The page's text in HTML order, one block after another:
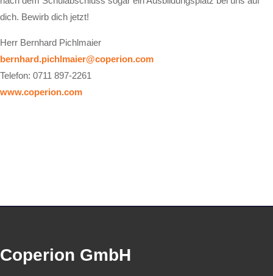
dich. Bewirb dich jetzt!
Herr Bernhard Pichlmaier
bernhard.pichlmaier@coperion.com
Telefon: 0711 897-2261
www.coperion.com
Coperion GmbH